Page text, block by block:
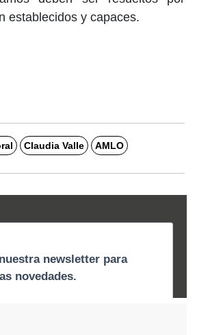
establecidos y capaces.
Claudia Valle AMLO